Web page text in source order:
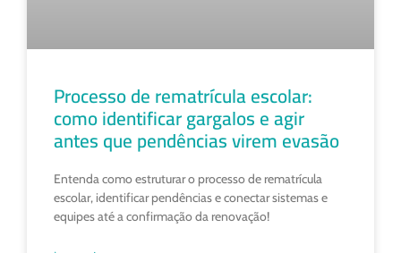
Processo de rematrícula escolar:
como identificar gargalos e agir
antes que pendências virem evasão
Entenda como estruturar o processo de rematrícula
escolar, identificar pendências e conectar sistemas e
equipes até a confirmação da renovação!